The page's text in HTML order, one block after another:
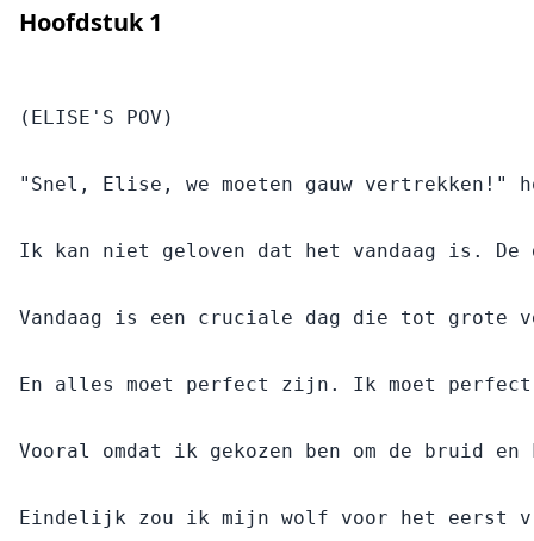
stem vol gevaarlijke belofte: "Je bent van mij."
Elise Aldermen is de dochter van de hoofd-alfa van de
dag van haar leven zou worden. Echter, ze krijgt de
koud afwijst en haar tot slaaf maakt nadat hij haar
waren.
Niet alleen wordt ze op haar paringsdag een bastaard
door haar roedel en partner. Elise's leven verandert in
gegooid als slaaf van de wrede alfa, om vervolgens
Hoofdstuk1